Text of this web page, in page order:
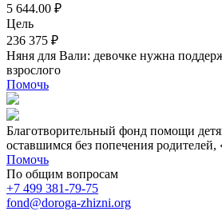
5 644.00 ₽
Цель
236 375 ₽
Няня для Вали: девочке нужна
взрослого
Помочь
Благотворительный фонд помощи
оставшимся без попечения
Помочь
По общим вопросам
+7 499 381-79-75
fond@doroga-zhizni.org